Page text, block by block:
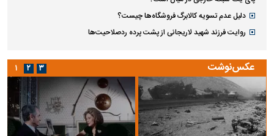
دلیل عدم تسویه کالابرگ فروشگاه‌ها چیست؟
روایت فرزند شهید لاریجانی از پشت پرده ردصلاحیت‌ها
عکس‌نوشت ۱ ۲ ۳